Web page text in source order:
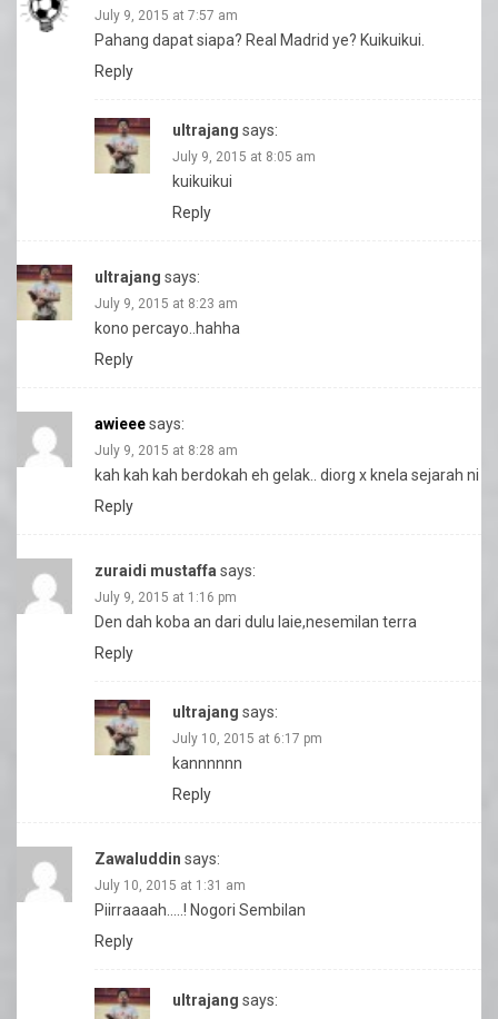
July 9, 2015 at 7:57 am
Pahang dapat siapa? Real Madrid ye? Kuikuikui.
Reply
ultrajang says:
July 9, 2015 at 8:05 am
kuikuikui
Reply
ultrajang says:
July 9, 2015 at 8:23 am
kono percayo..hahha
Reply
awieeesays:
July 9, 2015 at 8:28 am
kah kah kah berdokah eh gelak.. diorg x knela sejarah ni
Reply
zuraidi mustaffa says:
July 9, 2015 at 1:16 pm
Den dah koba an dari dulu laie,nesemilan terra
Reply
ultrajang says:
July 10, 2015 at 6:17 pm
kannnnnn
Reply
Zawaluddin says:
July 10, 2015 at 1:31 am
Piirraaaah…..! Nogori Sembilan
Reply
ultrajang says: